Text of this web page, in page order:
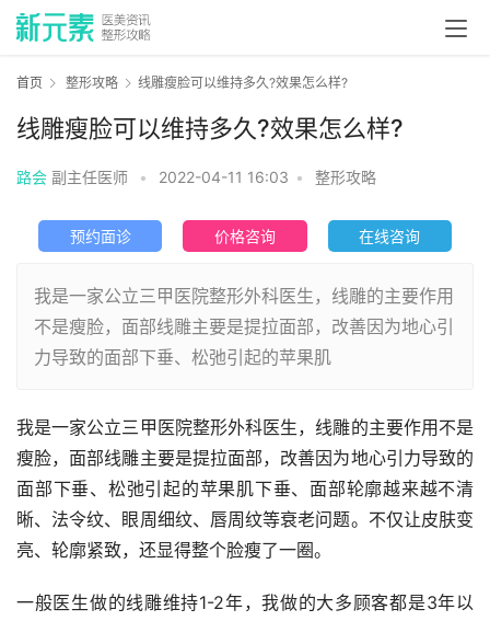
首页 整形攻略 线雕瘦脸可以维持多久?效果怎么样?
线雕瘦脸可以维持多久?效果怎么样?
路会 副主任医师 • 2022-04-11 16:03 • 整形攻略
预约面诊 价格咨询 在线咨询
我是一家公立三甲医院整形外科医生，线雕的主要作用
不是瘦脸，面部线雕主要是提拉面部，改善因为地心引
力导致的面部下垂、松弛引起的苹果肌
我是一家公立三甲医院整形外科医生，线雕的主要作用不是
瘦脸，面部线雕主要是提拉面部，改善因为地心引力导致的
面部下垂、松弛引起的苹果肌下垂、面部轮廓越来越不清
晰、法令纹、眼周细纹、唇周纹等衰老问题。不仅让皮肤变
亮、轮廓紧致，还显得整个脸瘦了一圈。
一般医生做的线雕维持1-2年，我做的大多顾客都是3年以